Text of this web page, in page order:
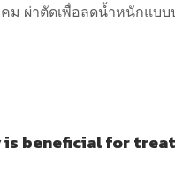
คม ผ่าตัดเพื่อลดน้ำหนักแบ
beneficial for